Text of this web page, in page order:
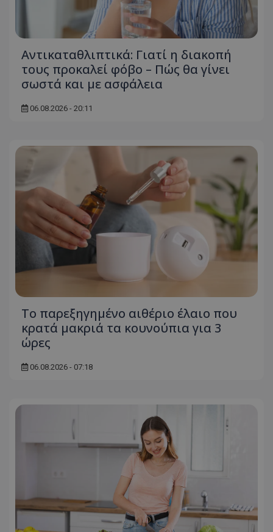
Αντικαταθλιπτικά: Γιατί η διακοπή
τους προκαλεί φόβο – Πώς θα γίνει
σωστά και με ασφάλεια
06.08.2026 - 20:11
Το παρεξηγημένο αιθέριο έλαιο που
κρατά μακριά τα κουνούπια για 3
ώρες
06.08.2026 - 07:18
Απολύτως απαραίτητα
Απόδοσης
Στόχευσης
Λειτουργικότητας
Τα απολύτως απαραίτητα cookies επιτρέπουν
βασικές λειτουργίες του ιστότοπου, όπως τη
σύνδεση χρήστη και τη διαχείριση λογαριασμού.
χωρίς τα απολύτως απαραίτητα cookies.
usprivacy
.lifenewscy.tothemaonline.com
ASP.NET_SessionId
Microsoft Corporation
VISITOR_PRIVACY_METADATA
YouTube
.youtube.com